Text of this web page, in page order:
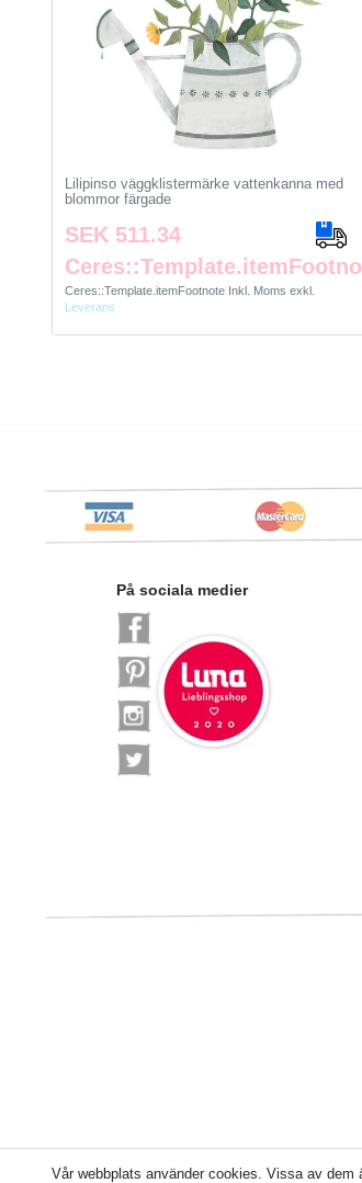
Lilipinso väggklistermärke vattenkanna med
blommor färgade
SEK 511.34
Ceres::Template.itemFootnote Inkl. Moms exkl.
Leverans
På sociala medier
Vår webbplats använder cookies. Vissa av